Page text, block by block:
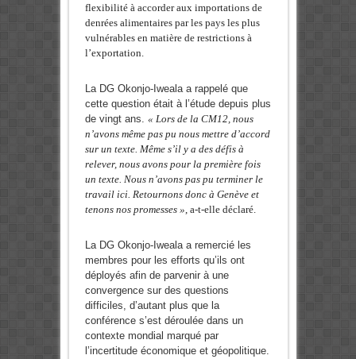
flexibilité à accorder aux importations de
denrées alimentaires par les pays les plus
vulnérables en matière de restrictions à
l’exportation.
La DG Okonjo-Iweala a rappelé que
cette question était à l’étude depuis plus
de vingt ans. « Lors de la CM12, nous
n’avons même pas pu nous mettre d’accord
sur un texte. Même s’il y a des défis à
relever, nous avons pour la première fois
un texte. Nous n’avons pas pu terminer le
travail ici. Retournons donc à Genève et
tenons nos promesses », a-t-elle déclaré.
La DG Okonjo-Iweala a remercié les
membres pour les efforts qu’ils ont
déployés afin de parvenir à une
convergence sur des questions
difficiles, d’autant plus que la
conférence s’est déroulée dans un
contexte mondial marqué par
l’incertitude économique et géopolitique.